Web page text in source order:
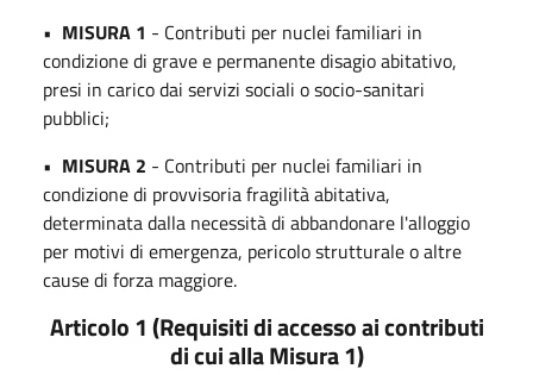
• MISURA 1 - Contributi per nuclei familiari in
condizione di grave e permanente disagio abitativo,
presi in carico dai servizi sociali o socio-sanitari
pubblici;
• MISURA 2 - Contributi per nuclei familiari in
condizione di provvisoria fragilità abitativa,
determinata dalla necessità di abbandonare l'alloggio
per motivi di emergenza, pericolo strutturale o altre
cause di forza maggiore.
Articolo 1 (Requisiti di accesso ai contributi
di cui alla Misura 1)